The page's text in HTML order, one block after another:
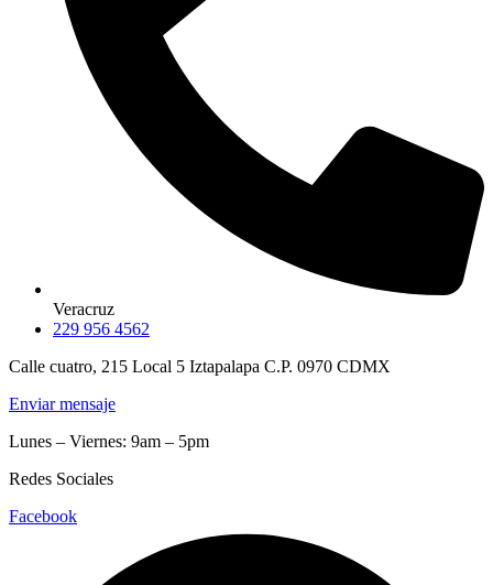
Veracruz
229 956 4562
Calle cuatro, 215 Local 5 Iztapalapa C.P. 0970 CDMX
Enviar mensaje
Lunes – Viernes: 9am – 5pm
Redes Sociales
Facebook